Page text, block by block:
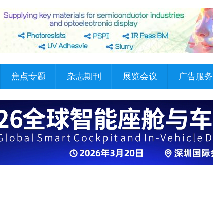
焦点专题 杂志期刊 展览会议 广告服务